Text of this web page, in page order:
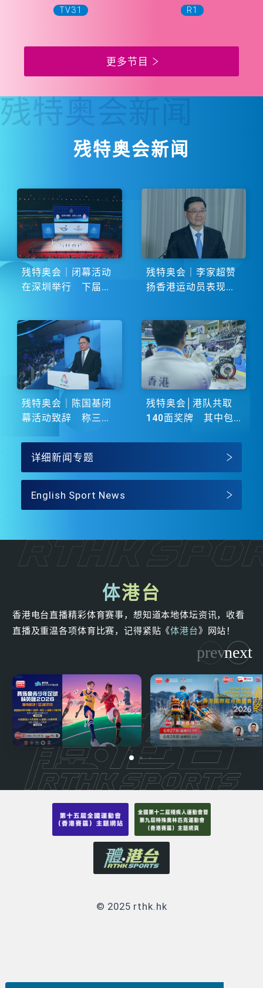
TV31 R1
更多节目
残特奥会新闻
残特奥会
残特奥会｜闭幕活动
在深圳举行 下届由
残特奥会｜李家超赞
扬香港运动员表现卓
残特奥会｜陈国基闭
幕活动致辞 称三地
残特奥会│港队共取
140面奖牌 其中包
详细新闻专题
English Sport News
体港台
香港电台直播精彩体育赛事，想知道本地体坛资讯，收看
直播及重温各项体育比赛，记得紧贴《体港台》网站！
© 2025 rthk.hk